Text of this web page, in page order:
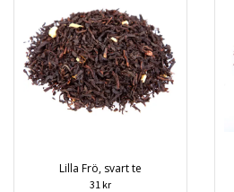
Lilla Frö, svart te
31 kr